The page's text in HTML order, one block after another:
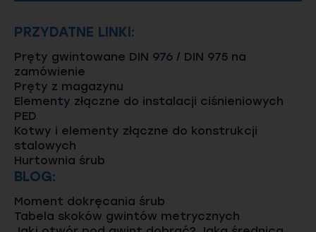
PRZYDATNE LINKI:
Pręty gwintowane DIN 976 / DIN 975 na
zamówienie
Pręty z magazynu
Elementy złączne do instalacji ciśnieniowych
PED
Kotwy i elementy złączne do konstrukcji
stalowych
Hurtownia śrub
BLOG:
Moment dokręcania śrub
Tabela skoków gwintów metrycznych